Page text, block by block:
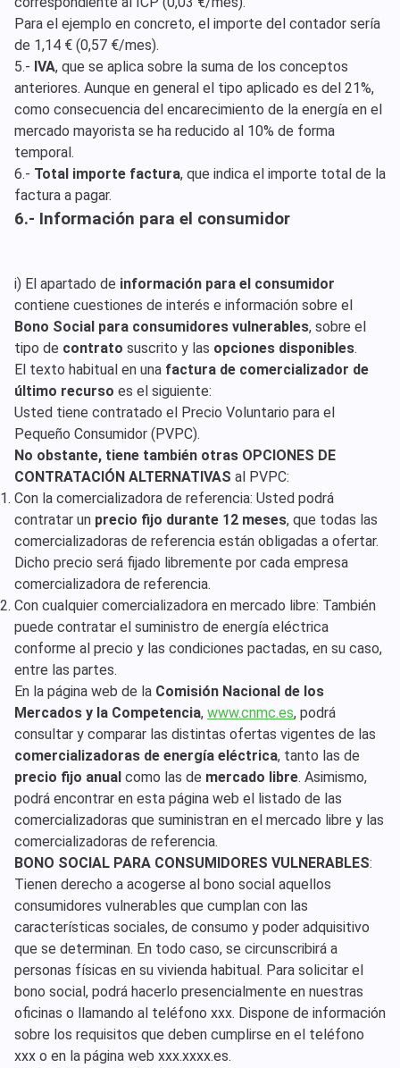
Para el ejemplo en concreto, el importe del contador sería
de 1,14 € (0,57 €/mes).
5.- IVA, que se aplica sobre la suma de los conceptos
anteriores. Aunque en general el tipo aplicado es del 21%,
como consecuencia del encarecimiento de la energía en el
mercado mayorista se ha reducido al 10% de forma
temporal.
6.- Total importe factura, que indica el importe total de la
factura a pagar.
6.- Información para el consumidor
i) El apartado de información para el consumidor
contiene cuestiones de interés e información sobre el
Bono Social para consumidores vulnerables, sobre el
tipo de contrato suscrito y las opciones disponibles.
El texto habitual en una factura de comercializador de
último recurso es el siguiente:
Usted tiene contratado el Precio Voluntario para el
Pequeño Consumidor (PVPC).
No obstante, tiene también otras OPCIONES DE
CONTRATACIÓN ALTERNATIVAS al PVPC:
Con la comercializadora de referencia: Usted podrá
contratar un precio fijo durante 12 meses, que todas las
comercializadoras de referencia están obligadas a ofertar.
Dicho precio será fijado libremente por cada empresa
comercializadora de referencia.
Con cualquier comercializadora en mercado libre: También
puede contratar el suministro de energía eléctrica
conforme al precio y las condiciones pactadas, en su caso,
entre las partes.
En la página web de la Comisión Nacional de los
Mercados y la Competencia, www.cnmc.es, podrá
consultar y comparar las distintas ofertas vigentes de las
comercializadoras de energía eléctrica, tanto las de
precio fijo anual como las de mercado libre. Asimismo,
podrá encontrar en esta página web el listado de las
comercializadoras que suministran en el mercado libre y las
comercializadoras de referencia.
BONO SOCIAL PARA CONSUMIDORES VULNERABLES:
Tienen derecho a acogerse al bono social aquellos
consumidores vulnerables que cumplan con las
características sociales, de consumo y poder adquisitivo
que se determinan. En todo caso, se circunscribirá a
personas físicas en su vivienda habitual. Para solicitar el
bono social, podrá hacerlo presencialmente en nuestras
oficinas o llamando al teléfono xxx. Dispone de información
sobre los requisitos que deben cumplirse en el teléfono
xxx o en la página web xxx.xxxx.es.